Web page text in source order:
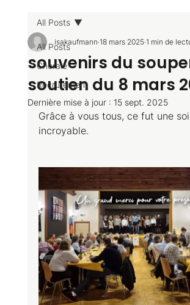
All Posts
Chorale
Recrutement
All Posts
souvenirs du
soutien du 8 mars
isakaufmann 18 mars 2025 1 min de
Dernière mise à jour : 15 sept. 2025
Grâce à vous tous, ce fut une
incroyable.